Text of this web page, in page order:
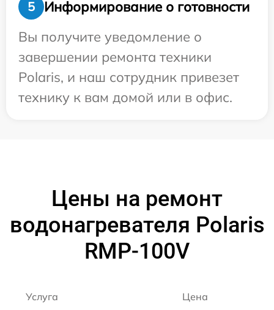
5
Информирование о готовности
Вы получите уведомление о
завершении ремонта техники
Polaris, и наш сотрудник привезет
технику к вам домой или в офис.
Цены на ремонт
водонагревателя Polaris
RMP-100V
Услуга Цена